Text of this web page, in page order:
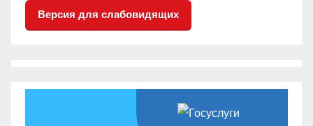
Версия для слабовидящих